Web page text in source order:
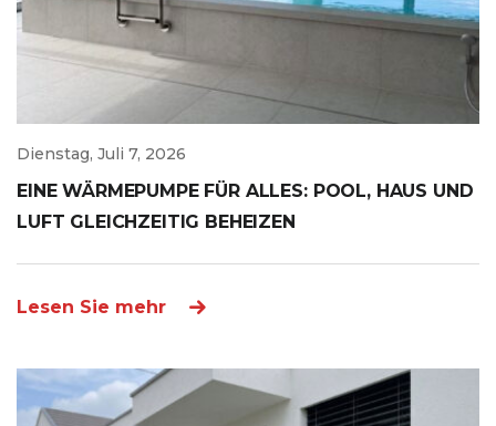
Dienstag, Juli 7, 2026
EINE WÄRMEPUMPE FÜR ALLES: POOL, HAUS UND
LUFT GLEICHZEITIG BEHEIZEN
Lesen Sie mehr